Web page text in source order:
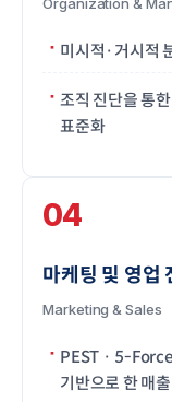
미시적·거시적
조직 진단을 통
표준화
04
마케팅 및 영업
Marketing & Sales
PEST · 5-
기반으로 한 매